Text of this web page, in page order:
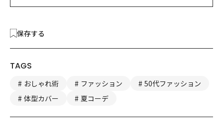
保存する
TAGS
おしゃれ術 ファッション
50代ファッション
体型カバー
夏コーデ